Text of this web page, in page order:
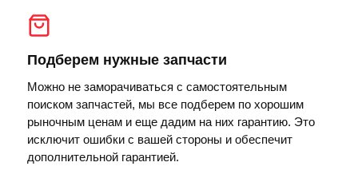
Подберем нужные запчасти
Можно не заморачиваться с самостоятельным
поиском запчастей, мы все подберем по хорошим
рыночным ценам и еще дадим на них гарантию. Это
исключит ошибки с вашей стороны и обеспечит
дополнительной гарантией.